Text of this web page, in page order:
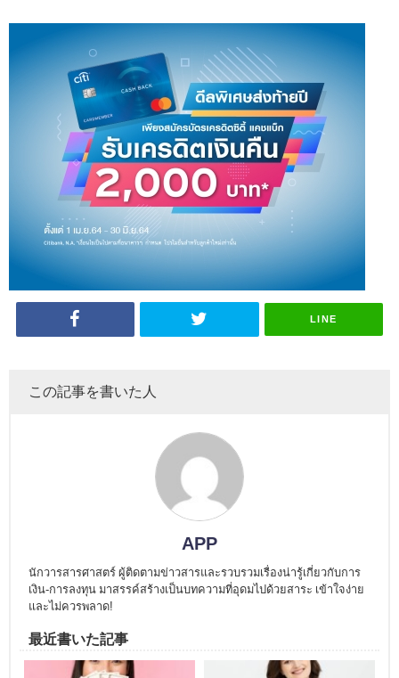
LINE
この記事を書いた人
APP
นักวารสารศาสตร์ ผู้ติดตามข่าวสารและรวบรวมเรื่องน่ารู้เกี่ยวกับการ
เงิน-การลงทุน มาสรรค์สร้างเป็นบทความที่อุดมไปด้วยสาระ เข้าใจง่าย
และไม่ควรพลาด!
最近書いた記事